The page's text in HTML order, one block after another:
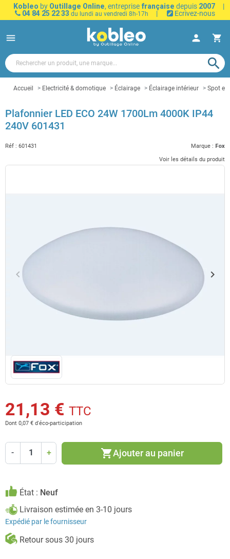
Kobleo by Outillage Online, entreprise française depuis 2007
|
04 84 25 22 33 du lundi au vendredi 8h-17h | Ecrivez-nous
menu person shopping_cart
search
Accueil Electricité & domotique Éclairage Éclairage intérieur Spot
Plafonnier LED ECO 24W 1700Lm 4000K IP44
240V 601431
Réf : 601431 Marque : Fox
Voir les détails du produit
Précédent
keyboard_arrow_left keyboard_arrow_right
21,13 € TTC
Dont 0,07 € d'éco-participation
- + shopping_cartAjouter au panier
État : Neuf
Livraison estimée en 3-10 jours
Expédié par le fournisseur
Retour sous 30 jours